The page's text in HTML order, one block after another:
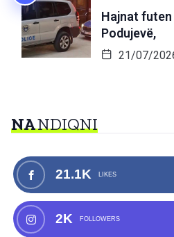
Hajnat futen
Podujevë,
21/07/
NANDIQNI
21.1K LIKES
2K FOLLOWERS